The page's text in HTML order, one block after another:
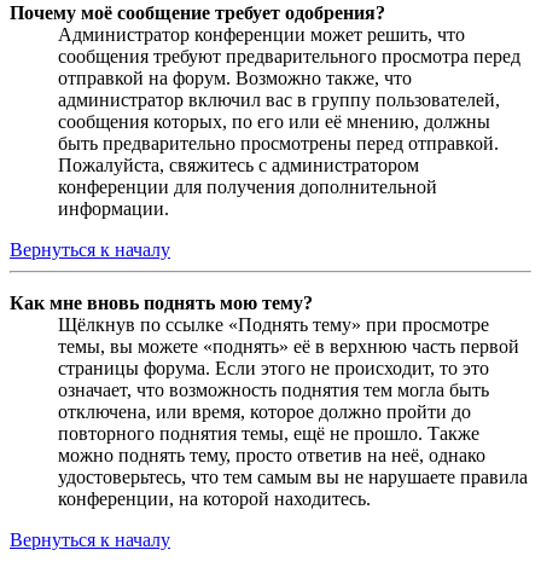
Почему моё сообщение требует одобрения?
Администратор конференции может решить, что
сообщения требуют предварительного просмотра перед
отправкой на форум. Возможно также, что
администратор включил вас в группу пользователей,
сообщения которых, по его или её мнению, должны
быть предварительно просмотрены перед отправкой.
Пожалуйста, свяжитесь с администратором
конференции для получения дополнительной
информации.
Вернуться к началу
Как мне вновь поднять мою тему?
Щёлкнув по ссылке «Поднять тему» при просмотре
темы, вы можете «поднять» её в верхнюю часть первой
страницы форума. Если этого не происходит, то это
означает, что возможность поднятия тем могла быть
отключена, или время, которое должно пройти до
повторного поднятия темы, ещё не прошло. Также
можно поднять тему, просто ответив на неё, однако
удостоверьтесь, что тем самым вы не нарушаете правила
конференции, на которой находитесь.
Вернуться к началу